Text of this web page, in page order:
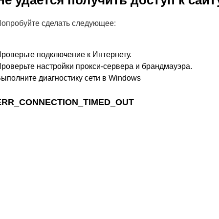
сделать следующее:
подключение к Интернету.
настройки прокси-сервера и брандмауэра.
диагностику сети в Windows